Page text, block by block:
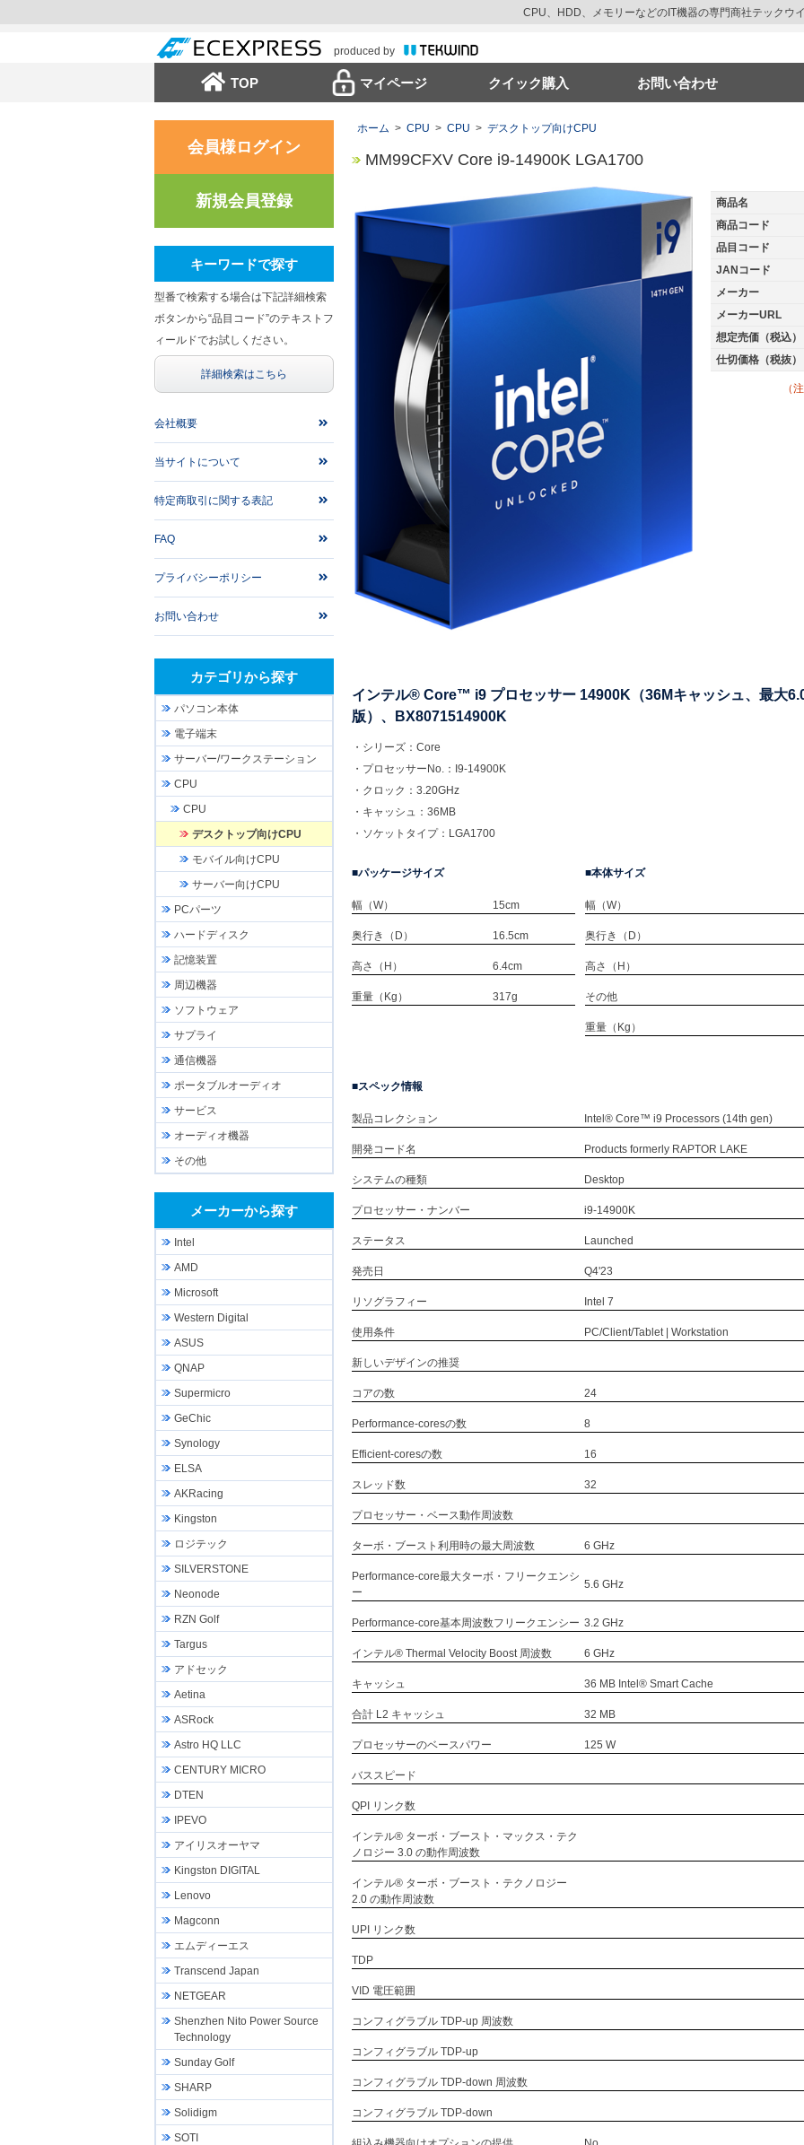
produced by
CPU、HDD、メモリーなどのIT機器の専門商社テックウ
TOP マイページ クイック購入 お問い合わせ
ホーム > CPU > CPU > デスクトップ向けCPU
MM99CFXV Core i9-14900K LGA1700
商品名
商品コード
品目コード
JANコード
メーカー
メーカーURL
想定売価（税込）
仕切価格（税抜）
（
インテル® Core™ i9 プロセッサー 14900K（36Mキャッシュ、最大
版）、BX8071514900K
・シリーズ：Core
・プロセッサーNo.：I9-14900K
・クロック：3.20GHz
・キャッシュ：36MB
・ソケットタイプ：LGA1700
パッケージサイズ
幅（W） 15cm
奥行き（D） 16.5cm
高さ（H） 6.4cm
重量（Kg） 317g
本体サイズ
幅（W）
奥行き（D）
高さ（H）
その他
重量（Kg）
スペック情報
製品コレクション Intel® Core™ i9 Processors (14th gen)
開発コード名 Products formerly RAPTOR LAKE
システムの種類 Desktop
プロセッサー・ナンバー i9-14900K
ステータス Launched
発売日 Q4'23
リソグラフィー Intel 7
使用条件 PC/Client/Tablet | Workstation
新しいデザインの推奨
コアの数 24
Performance-coresの数 8
Efficient-coresの数 16
スレッド数 32
プロセッサー・ベース動作周波数
ターボ・ブースト利用時の最大周波数 6 GHz
Performance-core最大ターボ・フリークエンシ
ー
5.6 GHz
Performance-core基本周波数フリークエンシー 3.2 GHz
インテル® Thermal Velocity Boost 周波数 6 GHz
キャッシュ 36 MB Intel® Smart Cache
合計 L2 キャッシュ 32 MB
プロセッサーのベースパワー 125 W
バススピード
QPI リンク数
インテル® ターボ・ブースト・マックス・テク
ノロジー 3.0 の動作周波数
インテル® ターボ・ブースト・テクノロジー
2.0 の動作周波数
UPI リンク数
TDP
VID 電圧範囲
コンフィグラブル TDP-up 周波数
コンフィグラブル TDP-up
コンフィグラブル TDP-down 周波数
コンフィグラブル TDP-down
会員様ログイン
新規会員登録
キーワードで探す
型番で検索する場合は下記詳細検索
ボタンから“品目コード”のテキストフ
ィールドでお試しください。
詳細検索はこちら
会社概要
当サイトについて
特定商取引に関する表記
FAQ
プライバシーポリシー
お問い合わせ
カテゴリから探す
パソコン本体
電子端末
サーバー/ワークステーション
CPU
CPU
デスクトップ向けCPU
モバイル向けCPU
サーバー向けCPU
PCパーツ
ハードディスク
記憶装置
周辺機器
ソフトウェア
サプライ
通信機器
ポータブルオーディオ
サービス
オーディオ機器
その他
メーカーから探す
Intel
AMD
Microsoft
Western Digital
ASUS
QNAP
Supermicro
GeChic
Synology
ELSA
AKRacing
Kingston
ロジテック
SILVERSTONE
Neonode
RZN Golf
Targus
アドセック
Aetina
ASRock
Astro HQ LLC
CENTURY MICRO
DTEN
IPEVO
アイリスオーヤマ
Kingston DIGITAL
Lenovo
Magconn
エムディーエス
Transcend Japan
NETGEAR
Shenzhen Nito Power Source
Technology
Sunday Golf
SHARP
Solidigm
SOTI